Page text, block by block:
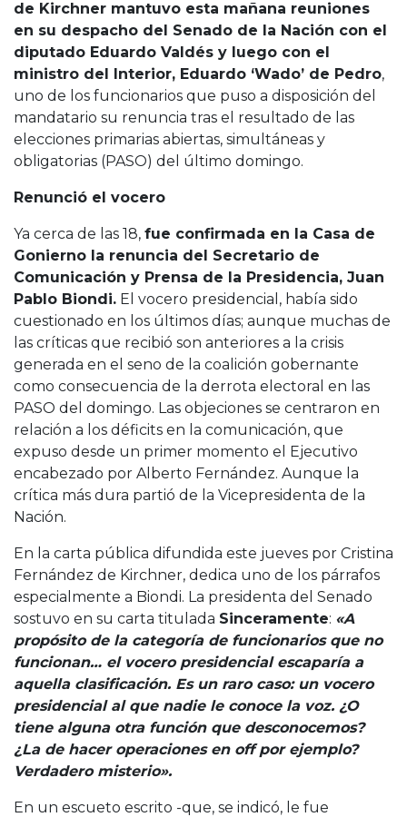
de Kirchner mantuvo esta mañana reuniones
en su despacho del Senado de la Nación con el
diputado Eduardo Valdés y luego con el
ministro del Interior, Eduardo ‘Wado’ de Pedro,
uno de los funcionarios que puso a disposición del
mandatario su renuncia tras el resultado de las
elecciones primarias abiertas, simultáneas y
obligatorias (PASO) del último domingo.
Renunció el vocero
Ya cerca de las 18, fue confirmada en la Casa de
Gonierno la renuncia del Secretario de
Comunicación y Prensa de la Presidencia, Juan
Pablo Biondi. El vocero presidencial, había sido
cuestionado en los últimos días; aunque muchas de
las críticas que recibió son anteriores a la crisis
generada en el seno de la coalición gobernante
como consecuencia de la derrota electoral en las
PASO del domingo. Las objeciones se centraron en
relación a los déficits en la comunicación, que
expuso desde un primer momento el Ejecutivo
encabezado por Alberto Fernández. Aunque la
crítica más dura partió de la Vicepresidenta de la
Nación.
En la carta pública difundida este jueves por Cristina
Fernández de Kirchner, dedica uno de los párrafos
especialmente a Biondi. La presidenta del Senado
sostuvo en su carta titulada Sinceramente: «A
propósito de la categoría de funcionarios que no
funcionan… el vocero presidencial escaparía a
aquella clasificación. Es un raro caso: un vocero
presidencial al que nadie le conoce la voz. ¿O
tiene alguna otra función que desconocemos?
¿La de hacer operaciones en off por ejemplo?
Verdadero misterio».
En un escueto escrito -que, se indicó, le fue